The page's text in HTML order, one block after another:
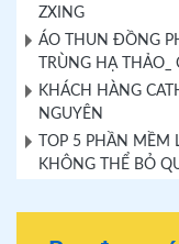
ZXING
ÁO THUN ĐỒNG
TRÙNG HẠ
KHÁCH HÀNG
NGUYÊN
TOP 5 PHẦN MỀM
KHÔNG THỂ BỎ